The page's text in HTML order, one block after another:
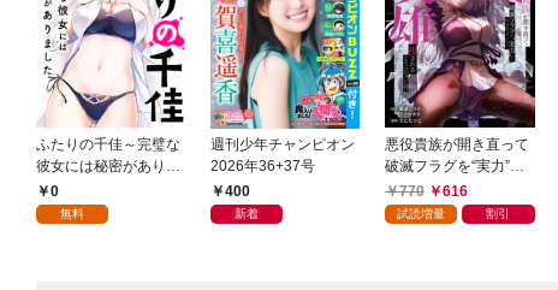
ふたりの千佳～完璧な
彼女には秘密がありま
した(1)
0
無料
週刊少年チャンピオン
2026年36+37号
400
新着
悪役貴族が開き直って
破滅フラグを“実力”で
叩き折っていたら、い
つの間にかヒロイン達
770 616
試読増量 割引